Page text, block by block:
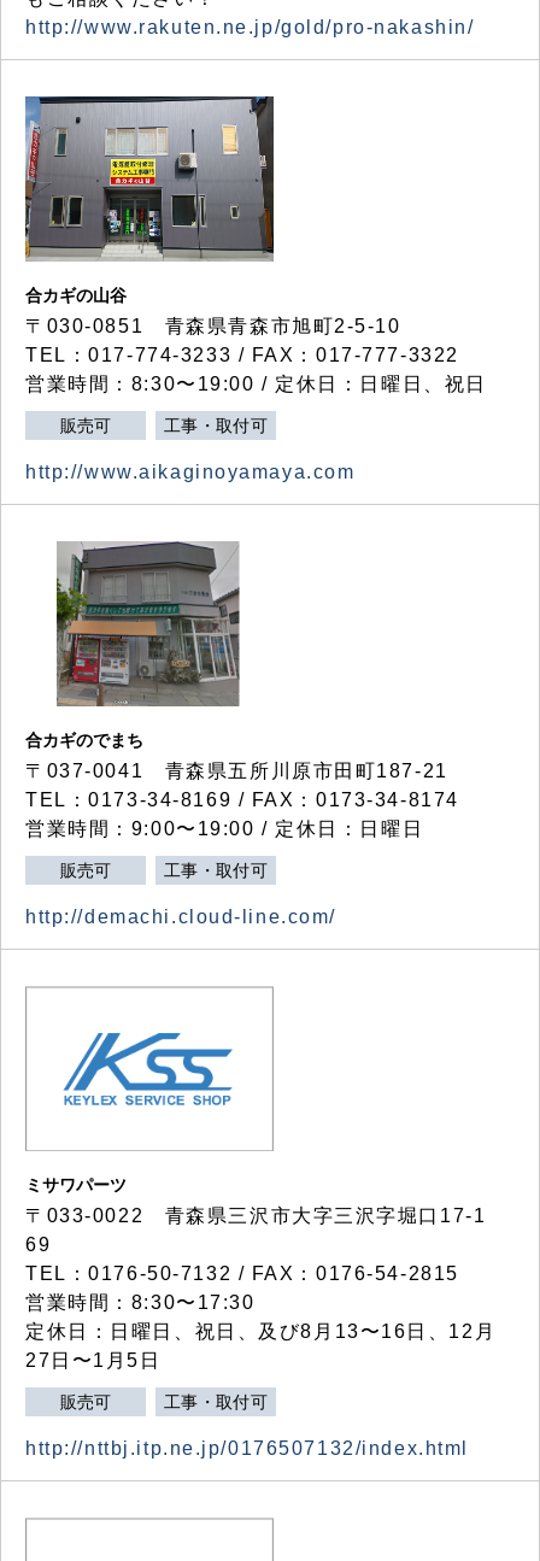
http://www.rakuten.ne.jp/gold/pro-nakashin/
合カギの山谷
〒030-0851 青森県青森市旭町2-5-10
TEL：017-774-3233 / FAX：017-777-3322
営業時間：8:30〜19:00 / 定休日：日曜日、祝日
販売可 工事・取付可
http://www.aikaginoyamaya.com
合カギのでまち
〒037-0041 青森県五所川原市田町187-21
TEL：0173-34-8169 / FAX：0173-34-8174
営業時間：9:00〜19:00 / 定休日：日曜日
販売可 工事・取付可
http://demachi.cloud-line.com/
ミサワパーツ
〒033-0022 青森県三沢市大字三沢字堀口17-1
69
TEL：0176-50-7132 / FAX：0176-54-2815
営業時間：8:30〜17:30
定休日：日曜日、祝日、及び8月13〜16日、12月
27日〜1月5日
販売可 工事・取付可
http://nttbj.itp.ne.jp/0176507132/index.html